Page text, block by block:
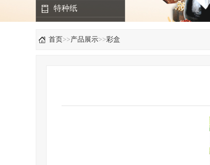
特种纸
首页>>产品展示>>彩盒